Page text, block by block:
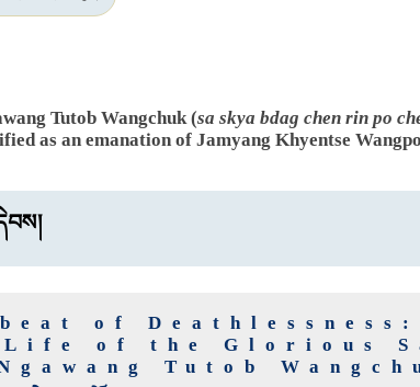
Tutob Wangchuk (sa skya bdag chen rin po
as an emanation of Jamyang Khyentse
of
of the Glorious
Tutob